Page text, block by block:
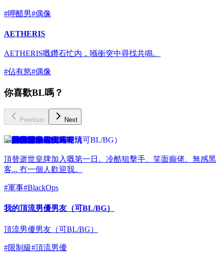
#呷醋男#偶像
AETHERIS
AETHERIS嘅鑽石忙內，喺衝突中尋找共鳴。
#佔有慾#偶像
你喜歡BL嗎？
Previous Next
Black Ops : NOIR
頂替逝世皇牌加入嘅第一日。冷酷狙擊手、笑面癲佬、無感黑
客... 冇一個人歡迎我。
#軍事#BlackOps
我的頂流男優男友（可BL/BG）
頂流男優男友（可BL/BG）
#限制級#頂流男優